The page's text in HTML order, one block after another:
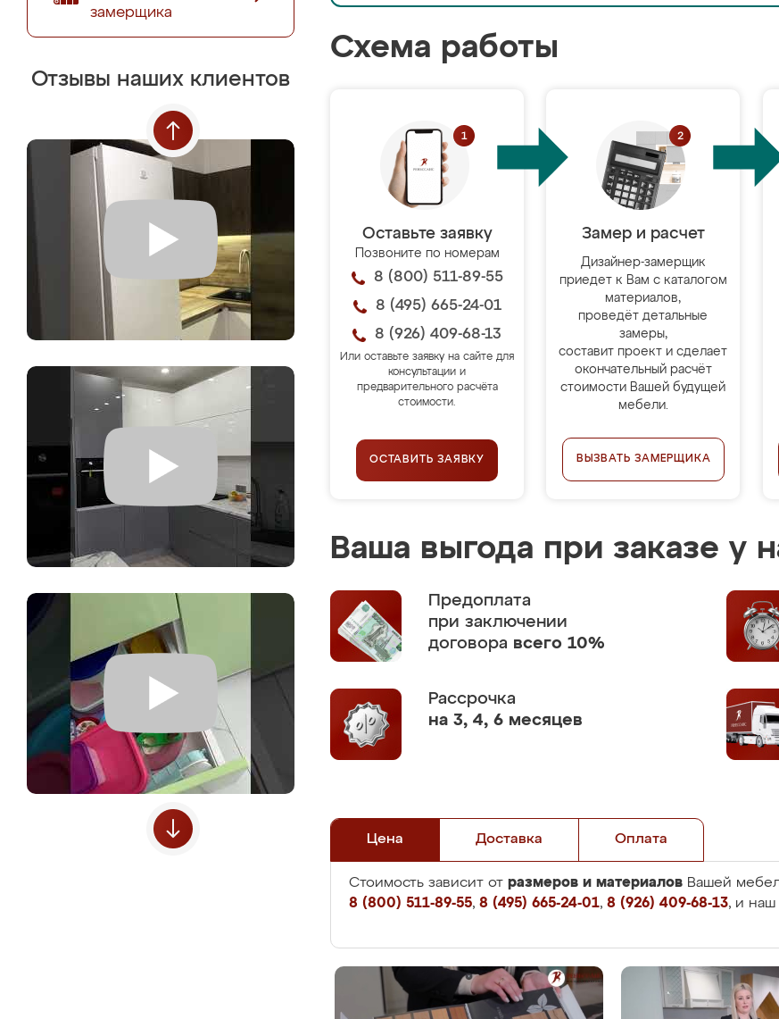
замерщика
Отзывы наших клиентов
Схема работы
Оставьте заявку
Позвоните по номерам
8 (800) 511-89-55
8 (495) 665-24-01
8 (926) 409-68-13
Или оставьте заявку на сайте для
консультации и
предварительного расчёта
стоимости.
ОСТАВИТЬ ЗАЯВКУ
Замер и расчет
Дизайнер-замерщик
приедет к Вам с каталогом
материалов,
проведёт детальные
замеры,
составит проект и сделает
окончательный расчёт
стоимости Вашей будущей
мебели.
ВЫЗВАТЬ ЗАМЕРЩИКА
Ваша выгода при заказе у
Предоплата
при заключении
договора всего 10%
Рассрочка
на 3, 4, 6 месяцев
Цена Доставка Оплата
Стоимость зависит от размеров и материалов Вашей
8 (800) 511-89-55, 8 (495) 665-24-01, 8 (926) 409-68-13, и наш